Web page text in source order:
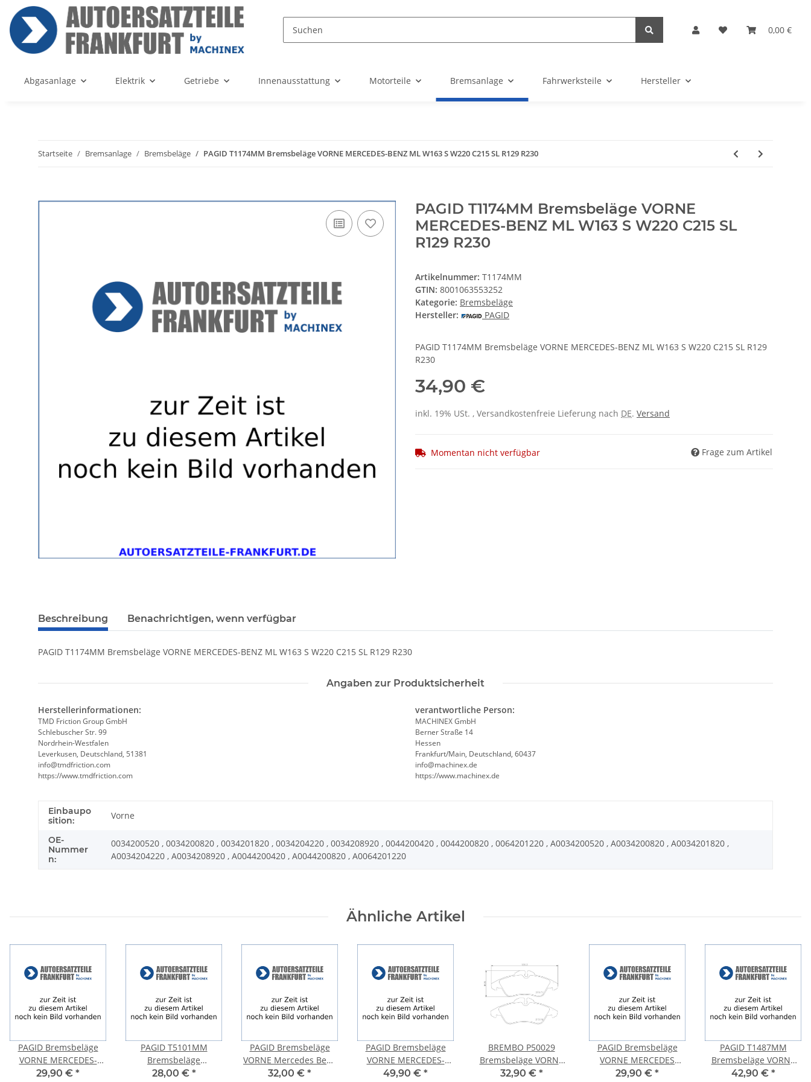
0,00 €
Abgasanlage Elektrik Getriebe Innenausstattung Motorteile Bremsanlage Fahrwerksteile Hersteller
Startseite Bremsanlage Bremsbeläge PAGID T1174MM Bremsbeläge VORNE MERCEDES-BENZ ML W163 S W220 C215 SL R129 R230
PAGID T1174MM Bremsbeläge VORNE
MERCEDES-BENZ ML W163 S W220 C215 SL
R129 R230
Artikelnummer: T1174MM
GTIN: 8001063553252
Kategorie: Bremsbeläge
Hersteller:
PAGID
PAGID T1174MM Bremsbeläge VORNE MERCEDES-BENZ ML W163 S W220 C215 SL R129
R230
34,90 €
inkl. 19% USt. , Versandkostenfreie Lieferung nach DE. Versand
Momentan nicht verfügbar Frage zum Artikel
Beschreibung Benachrichtigen, wenn verfügbar
PAGID T1174MM Bremsbeläge VORNE MERCEDES-BENZ ML W163 S W220 C215 SL R129 R230
Angaben zur Produktsicherheit
Herstellerinformationen:
TMD Friction Group GmbH
Schlebuscher Str. 99
Nordrhein-Westfalen
Leverkusen, Deutschland, 51381
info@tmdfriction.com
https://www.tmdfriction.com
verantwortliche Person:
MACHINEX GmbH
Berner Straße 14
Hessen
Frankfurt/Main, Deutschland, 60437
info@machinex.de
https://www.machinex.de
Einbaupo
sition:
Vorne
OE-
Nummer
n:
0034200520 , 0034200820 , 0034201820 , 0034204220 , 0034208920 , 0044200420 , 0044200820 , 0064201220 , A0034200520 , A0034200820 , A0034201820 ,
A0034204220 , A0034208920 , A0044200420 , A0044200820 , A0064201220
Ähnliche Artikel
PAGID Bremsbeläge
VORNE MERCEDES-
BENZ VANEO (414) 1.6 +
29,90 € *
PAGID T5101MM
Bremsbeläge
Bremsklötze
28,00 € *
PAGID Bremsbeläge
VORNE Mercedes Benz
C-KLASSE (W202) + C-
32,00 € *
PAGID Bremsbeläge
VORNE MERCEDES-
BENZ GL-KLASSE X164
49,90 € *
BREMBO P50029
Bremsbeläge VORNE
MERCEDES-BENZ
32,90 € *
PAGID Bremsbeläge
VORNE MERCEDES
BENZ C KLASSE W203
29,90 € *
PAGID T1487MM
Bremsbeläge VORNE
AUDI A4 (8E2, B6) (8EC,
42,90 € *